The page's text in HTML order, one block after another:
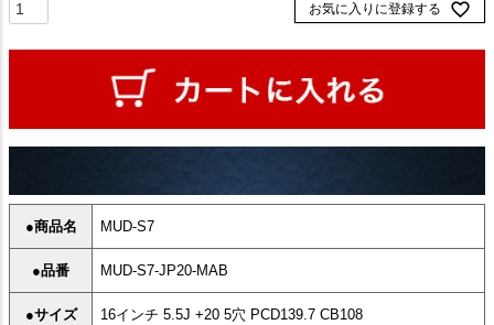
お気に入りに登録する
●商品名 MUD-S7
●品番 MUD-S7-JP20-MAB
●サイズ 16インチ 5.5J +20 5穴 PCD139.7 CB108